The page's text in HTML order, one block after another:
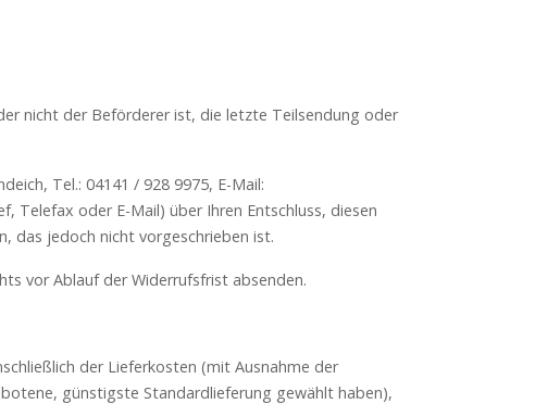
nicht der Beförderer ist, die letzte Teilsendung oder
Tel.: 04141 / 928 9975, E-Mail:
Telefax oder E-Mail) über Ihren Entschluss, diesen
das jedoch nicht vorgeschrieben ist.
vor Ablauf der Widerrufsfrist absenden.
der Lieferkosten (mit Ausnahme der
günstigste Standardlieferung gewählt haben),